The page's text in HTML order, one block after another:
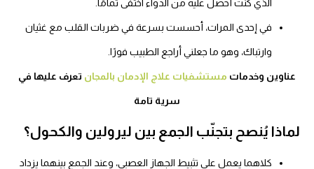
الذي كنت أحصل عليه من الدواء اختفى تمامًا.
في إحدى المرات، أحسست بسرعة في ضربات القلب مع غثيان
وارتباك، وهو ما جعلني أراجع الطبيب فورًا.
عناوين وخدماتمستشفيات علاج الإدمان بالمجانتعرف عليها في
سرية تامة
يُنصح بتجنّب الجمع بين ليرولين والكحول؟
كلاهما يعمل على تثبيط الجهاز العصبي، وعند الجمع بينهما يزداد